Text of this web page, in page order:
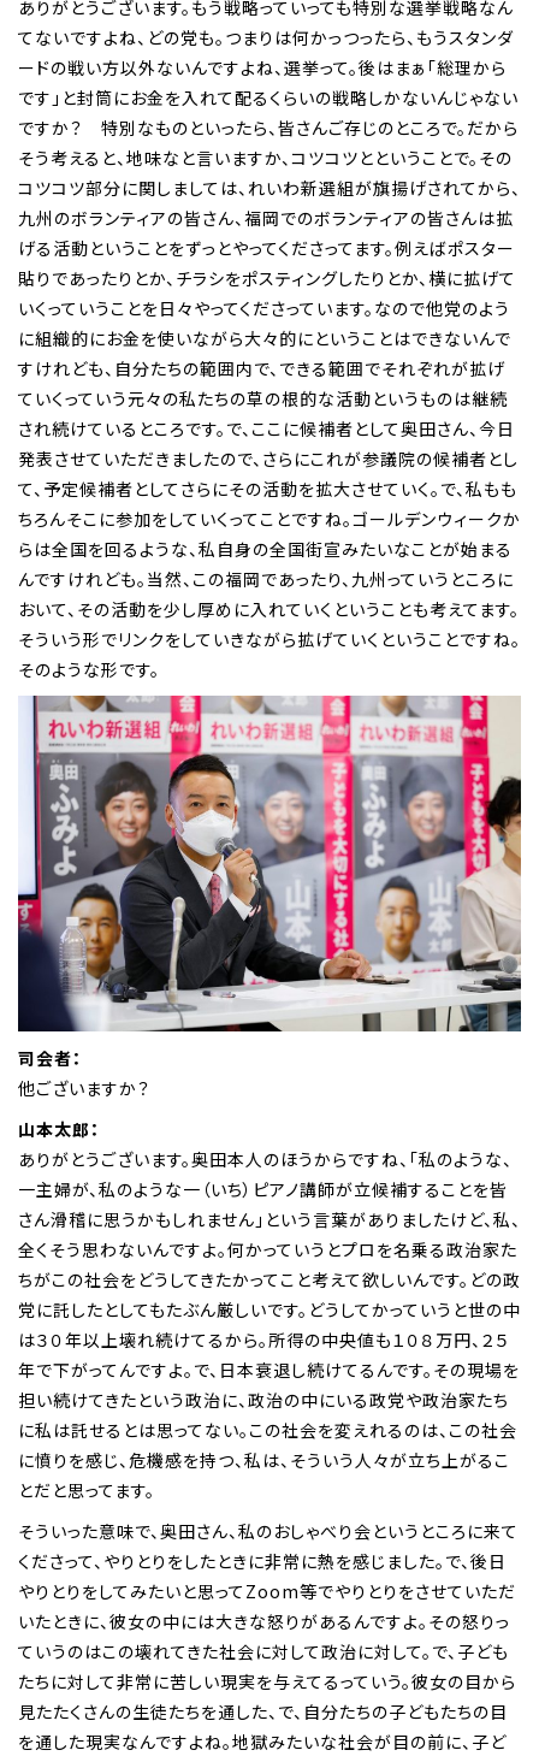
ありがとうございます。もう戦略っていっても特別な選挙戦略なん
てないですよね、どの党も。つまりは何かっつったら、もうスタンダ
ードの戦い方以外ないんですよね、選挙って。後はまぁ「総理から
です」と封筒にお金を入れて配るくらいの戦略しかないんじゃない
ですか？ 特別なものといったら、皆さんご存じのところで。だから
そう考えると、地味なと言いますか、コツコツとということで。その
コツコツ部分に関しましては、れいわ新選組が旗揚げされてから、
九州のボランティアの皆さん、福岡でのボランティアの皆さんは拡
げる活動ということをずっとやってくださってます。例えばポスター
貼りであったりとか、チラシをポスティングしたりとか、横に拡げて
いくっていうことを日々やってくださっています。なので他党のよう
に組織的にお金を使いながら大々的にということはできないんで
すけれども、自分たちの範囲内で、できる範囲でそれぞれが拡げ
ていくっていう元々の私たちの草の根的な活動というものは継続
され続けているところです。で、ここに候補者として奥田さん、今日
発表させていただきましたので、さらにこれが参議院の候補者とし
て、予定候補者としてさらにその活動を拡大させていく。で、私もも
ちろんそこに参加をしていくってことですね。ゴールデンウィークか
らは全国を回るような、私自身の全国街宣みたいなことが始まる
んですけれども。当然、この福岡であったり、九州っていうところに
おいて、その活動を少し厚めに入れていくということも考えてます。
そういう形でリンクをしていきながら拡げていくということですね。
そのような形です。
司会者：
他ございますか？
山本太郎：
ありがとうございます。奥田本人のほうからですね、「私のような、
一主婦が、私のような一（いち）ピアノ講師が立候補することを皆
さん滑稽に思うかもしれません」という言葉がありましたけど、私、
全くそう思わないんですよ。何かっていうとプロを名乗る政治家た
ちがこの社会をどうしてきたかってこと考えて欲しいんです。どの政
党に託したとしてもたぶん厳しいです。どうしてかっていうと世の中
は３０年以上壊れ続けてるから。所得の中央値も１０８万円、２５
年で下がってんですよ。で、日本衰退し続けてるんです。その現場を
担い続けてきたという政治に、政治の中にいる政党や政治家たち
に私は託せるとは思ってない。この社会を変えれるのは、この社会
に憤りを感じ、危機感を持つ、私は、そういう人々が立ち上がるこ
とだと思ってます。
そういった意味で、奥田さん、私のおしゃべり会というところに来て
くださって、やりとりをしたときに非常に熱を感じました。で、後日
やりとりをしてみたいと思ってZoom等でやりとりをさせていただ
いたときに、彼女の中には大きな怒りがあるんですよ。その怒りっ
ていうのはこの壊れてきた社会に対して政治に対して。で、子ども
たちに対して非常に苦しい現実を与えてるっていう。彼女の目から
見たたくさんの生徒たちを通した、で、自分たちの子どもたちの目
を通した現実なんですよね。地獄みたいな社会が目の前に、子ど